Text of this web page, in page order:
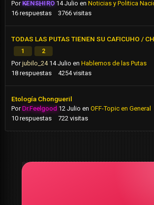
Por KENSHIRO 14 Julio enNoticias y Politica
16 respuestas 3766 visitas
TODAS LAS PUTAS TIENEN SU CAFICUHO /
1 2
Porjubilo_24 14 Julio en Hablemos de las Putas
18 respuestas 4254 visitas
Etología Chongueril
PorDr.Feelgood 12 Julio en OFF-Topic en General
10 respuestas 722 visitas